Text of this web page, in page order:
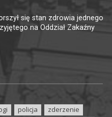
się stan zdrowia jednego
na Oddział Zakaźny
policja
zderzenie